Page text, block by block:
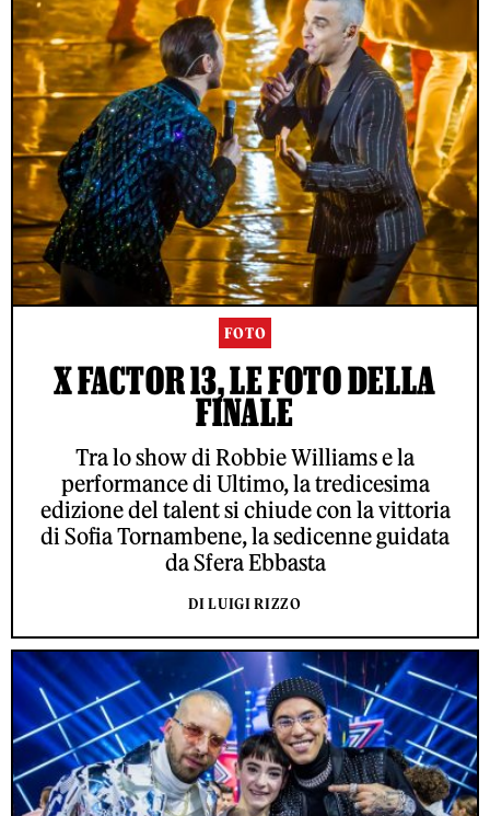
FOTO
X FACTOR 13, LE FOTO DELLA
FINALE
Tra lo show di Robbie Williams e la
performance di Ultimo, la tredicesima
edizione del talent si chiude con la vittoria
di Sofia Tornambene, la sedicenne guidata
da Sfera Ebbasta
DI LUIGI RIZZO